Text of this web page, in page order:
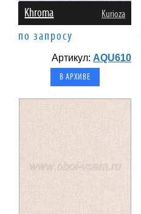
Khroma Kurioza
по запросу
Артикул: AQU610
В АРХИВЕ